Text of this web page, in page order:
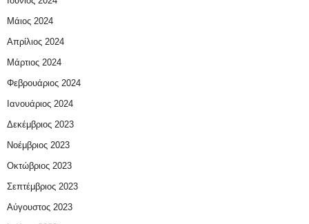
Μάιος 2024
Απρίλιος 2024
Μάρτιος 2024
Φεβρουάριος 2024
Ιανουάριος 2024
Δεκέμβριος 2023
Νοέμβριος 2023
Οκτώβριος 2023
Σεπτέμβριος 2023
Αύγουστος 2023